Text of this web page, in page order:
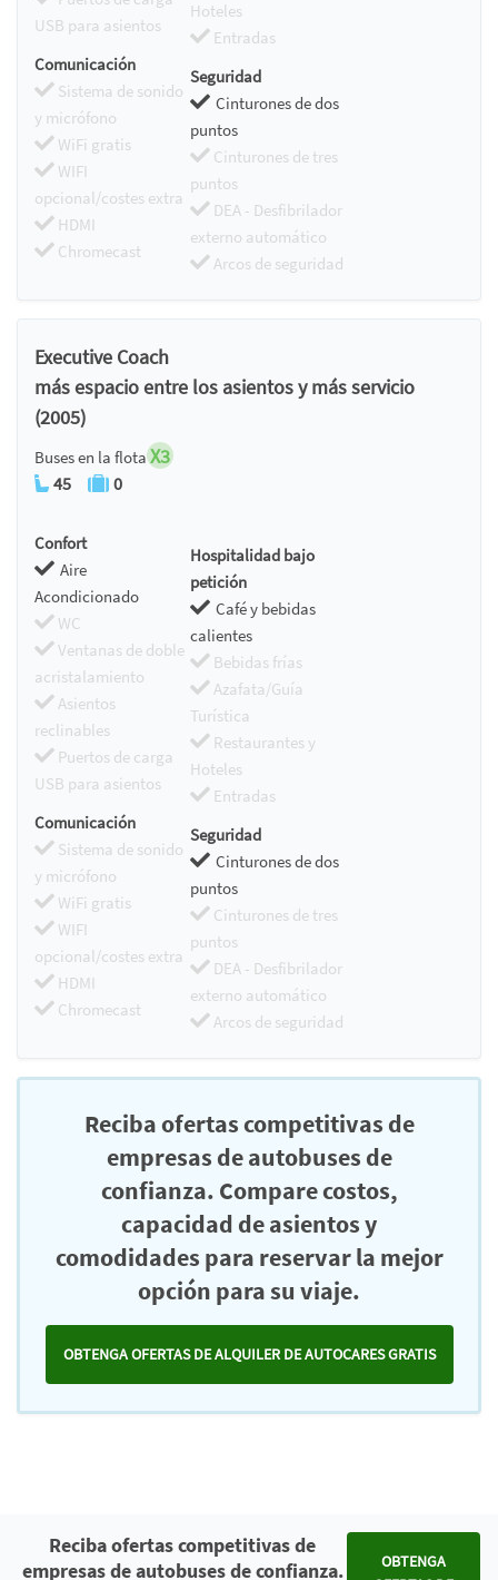
USB para asientos
Hoteles
Entradas
Comunicación
Sistema de sonido
y micrófono
WiFi gratis
WIFI
opcional/costes extra
HDMI
Chromecast
Seguridad
Cinturones de dos
puntos
Cinturones de tres
puntos
DEA - Desfibrilador
externo automático
Arcos de seguridad
Executive Coach
más espacio entre los asientos y más servicio
(2005)
Buses en la flota X3
45 0
Confort
Aire
Acondicionado
WC
Ventanas de doble
acristalamiento
Asientos
reclinables
Puertos de carga
USB para asientos
Hospitalidad bajo
petición
Café y bebidas
calientes
Bebidas frías
Azafata/Guía
Turística
Restaurantes y
Hoteles
Entradas
Comunicación
Sistema de sonido
y micrófono
WiFi gratis
WIFI
opcional/costes extra
HDMI
Chromecast
Seguridad
Cinturones de dos
puntos
Cinturones de tres
puntos
DEA - Desfibrilador
externo automático
Arcos de seguridad
Reciba ofertas competitivas de
empresas de autobuses de
confianza. Compare costos,
capacidad de asientos y
comodidades para reservar la mejor
opción para su viaje.
OBTENGA OFERTAS DE ALQUILER DE AUTOCARES GRATIS
Reciba ofertas competitivas de
empresas de autobuses de confianza.
OBTENGA